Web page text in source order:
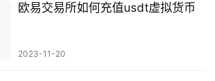
欧易交易所如何充值usdt虚拟货币
2023-11-20